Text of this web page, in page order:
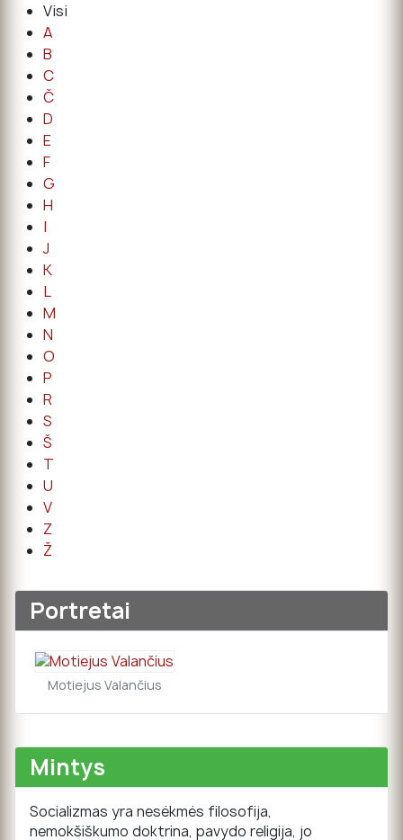
Visi
A
B
C
Č
D
E
F
G
H
I
J
K
L
M
N
O
P
R
S
Š
T
U
V
Z
Ž
Portretai
Motiejus Valančius
Mintys
Socializmas yra nesėkmės filosofija,
nemokšiškumo doktrina, pavydo religija, jo